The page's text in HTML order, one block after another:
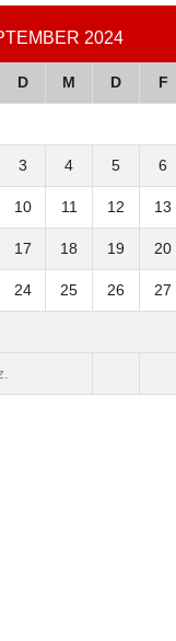
2024
D M D F
3 4 5 6
10 11 12 13
17 18 19 20
24 25 26 27